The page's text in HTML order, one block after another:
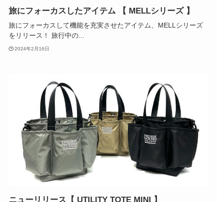
旅にフォーカスしたアイテム 【 MELLシリーズ 】
旅にフォーカスして機能を充実させたアイテム、MELLシリーズ
をリリース！ 旅行中の...
2024年2月16日
ニューリリース【 UTILITY TOTE MINI 】